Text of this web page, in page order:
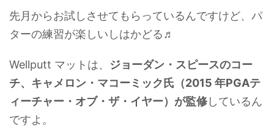
先月からお試しさせてもらっているんですけど、パ
ターの練習が楽しいしはかどる♬
Wellputt マットは、 ジョーダン・スピースのコー
チ、キャメロン・マコーミック氏（2015 年PGAテ
ィーチャー・オブ・ザ・イヤー）が監修しているん
ですよ。